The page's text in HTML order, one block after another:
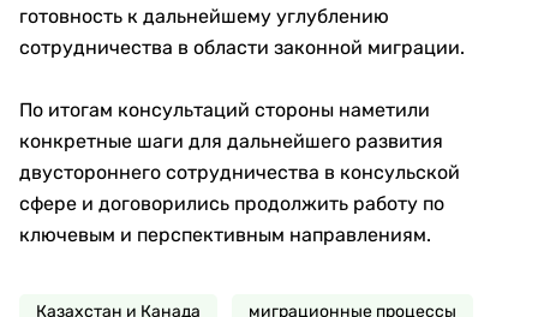
готовность к дальнейшему углублению
сотрудничества в области законной миграции.
По итогам консультаций стороны наметили
конкретные шаги для дальнейшего развития
двустороннего сотрудничества в консульской
сфере и договорились продолжить работу по
ключевым и перспективным направлениям.
Казахстан и Канада миграционные процессы